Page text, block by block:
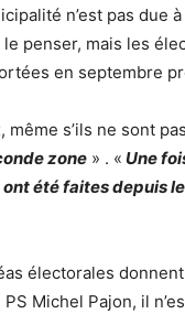
n’est pas due
penser, mais les
en septembre
s’ils ne sont
zone » . « Une
été faites depuis
électorales
Michel Pajon, il